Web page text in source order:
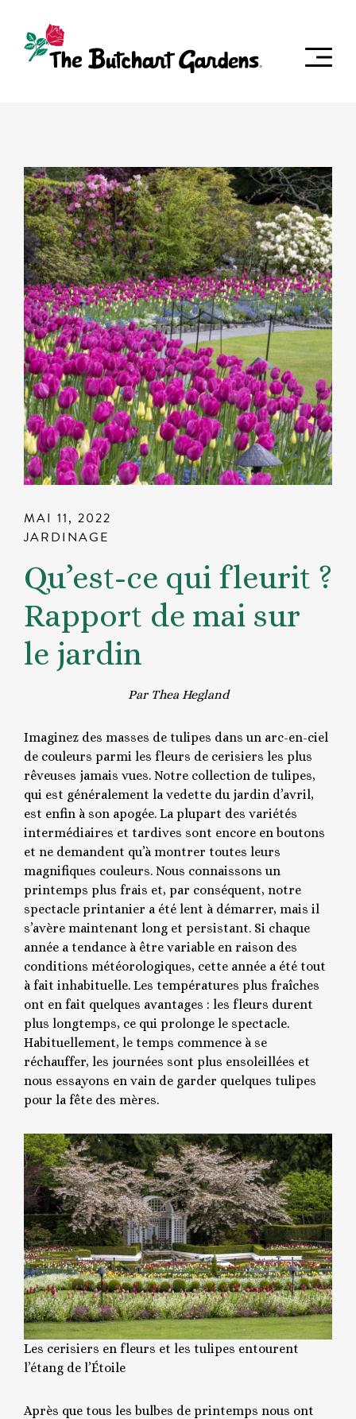
MAI 11, 2022
JARDINAGE
Qu’est-ce qui fleurit ?
Rapport de mai sur
le jardin
Par Thea Hegland
Imaginez des masses de tulipes dans un arc-en-ciel
de couleurs parmi les fleurs de cerisiers les plus
rêveuses jamais vues. Notre collection de tulipes,
qui est généralement la vedette du jardin d’avril,
est enfin à son apogée. La plupart des variétés
intermédiaires et tardives sont encore en boutons
et ne demandent qu’à montrer toutes leurs
magnifiques couleurs. Nous connaissons un
printemps plus frais et, par conséquent, notre
spectacle printanier a été lent à démarrer, mais il
s’avère maintenant long et persistant. Si chaque
année a tendance à être variable en raison des
conditions météorologiques, cette année a été tout
à fait inhabituelle. Les températures plus fraîches
ont en fait quelques avantages : les fleurs durent
plus longtemps, ce qui prolonge le spectacle.
Habituellement, le temps commence à se
réchauffer, les journées sont plus ensoleillées et
nous essayons en vain de garder quelques tulipes
pour la fête des mères.
Les cerisiers en fleurs et les tulipes entourent
l’étang de l’Étoile
Après que tous les bulbes de printemps nous ont